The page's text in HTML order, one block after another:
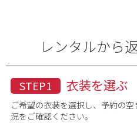
色
レンタルから
STEP1 衣装を選ぶ
ご希望の衣装を選択し、予約の空
況をご確認ください。